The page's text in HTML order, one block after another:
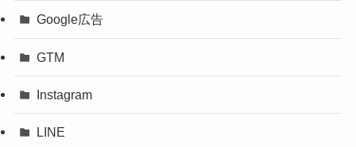
Google広告
GTM
Instagram
LINE